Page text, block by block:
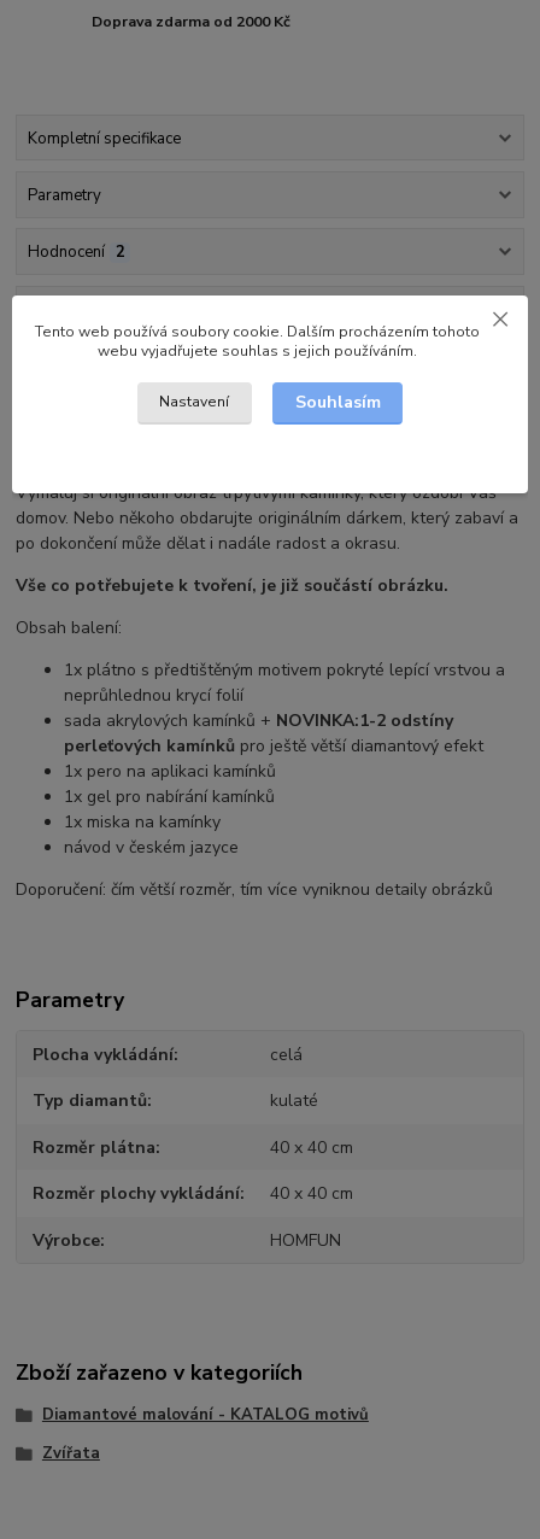
Doprava zdarma od 2000 Kč
Kompletní specifikace
Parametry
Hodnocení 2
Kompletní specifikace
Diamantové malování je kreativní zábava, kde tvoříte obraz
Vymaluj si originální obraz třpytivými kamínky, který ozdobí Váš
domov. Nebo někoho obdarujte originálním dárkem, který zabaví a
po dokončení může dělat i nadále radost a okrasu.
Vše co potřebujete k tvoření, je již součástí obrázku.
Obsah balení:
1x plátno s předtištěným motivem pokryté lepící vrstvou a
neprůhlednou krycí folií
sada akrylových kamínků + NOVINKA:1-2 odstíny
perleťových kamínků pro ještě větší diamantový efekt
1x pero na aplikaci kamínků
1x gel pro nabírání kamínků
1x miska na kamínky
návod v českém jazyce
Doporučení: čím větší rozměr, tím více vyniknou detaily obrázků
Parametry
Plocha vykládání celá
Typ diamantů kulaté
Rozměr plátna 40 x 40 cm
Rozměr plochy vykládání 40 x 40 cm
Výrobce HOMFUN
Zboží zařazeno v kategoriích
Diamantové malování - KATALOG motivů
Zvířata
Tento web používá soubory cookie. Dalším procházením tohoto
webu vyjadřujete souhlas s jejich používáním.
Nastavení Souhlasím